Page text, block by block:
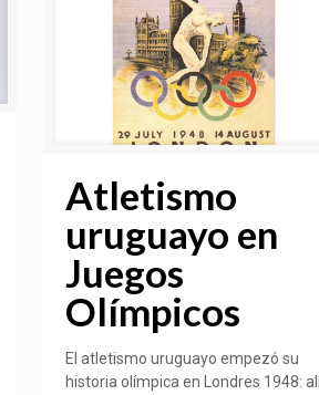
Atletismo
uruguayo en
Juegos
Olímpicos
El atletismo uruguayo empezó su
historia olímpica en Londres 1948: